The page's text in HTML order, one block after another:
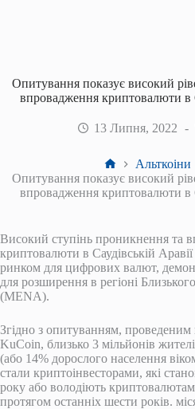
Опитування показує високий
впровадження криптовалюти в
13 Липня, 2022
ГоловнаАльткоіни
Опитування показує високий
впровадження криптовалюти в
Високий ступінь проникнення та
криптовалюти в Саудівській
ринком для цифрових валют,
для розширення в регіоні
(MENA).
Згідно з опитуванням,
KuCoin, близько 3 мільйонів
(або 14% дорослого населення
стали криптоінвесторами, які
року або володіють
протягом останніх шести років.